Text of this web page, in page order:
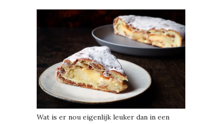
Wat is er nou eigenlijk leuker dan in een